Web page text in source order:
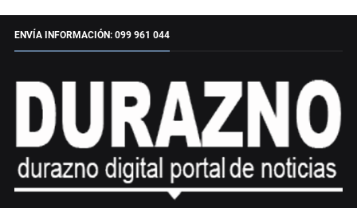
ENVÍA INFORMACIÓN: 099 961 044